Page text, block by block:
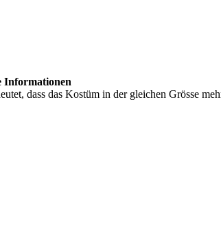
Informationen
dass das Kostüm in der gleichen Grösse